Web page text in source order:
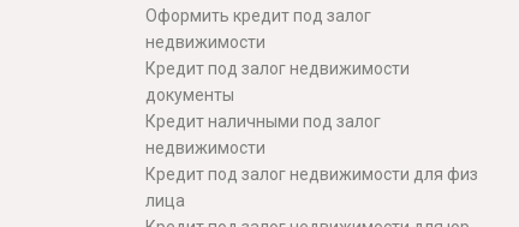
Оформить кредит под залог
недвижимости
Кредит под залог недвижимости
документы
Кредит наличными под залог
недвижимости
Кредит под залог недвижимости для физ
лица